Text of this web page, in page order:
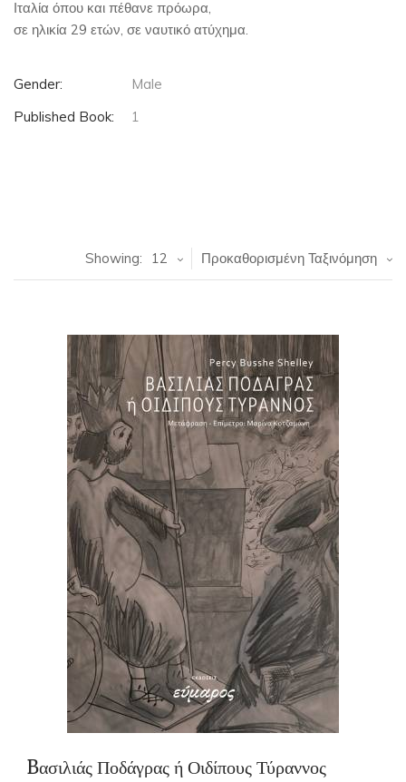
Ιταλία όπου και πέθανε πρόωρα,
σε ηλικία 29 ετών, σε ναυτικό ατύχημα.
Gender:
Male
Published Book:
1
Προκαθορισμένη Ταξινόμηση
Showing: 12
Bασιλιάς Ποδάγρας ή Οιδίπους Τύραννος